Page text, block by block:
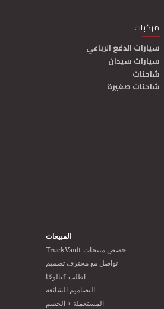
مركبات
سيارات الدفع الرباعي
سيارات سيدان
شاحنات
شاحنات صغيرة
المبيعات
خصص منتجات TruckVault
تواصل مع محترف تصميم
اطلب كتالوجًا
التصاميم الشائعة
المستعملة + الخصم